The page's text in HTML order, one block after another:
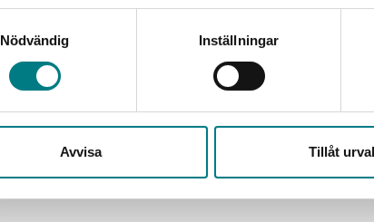
Nödvändig
Inställningar
Avvisa Tillåt urval